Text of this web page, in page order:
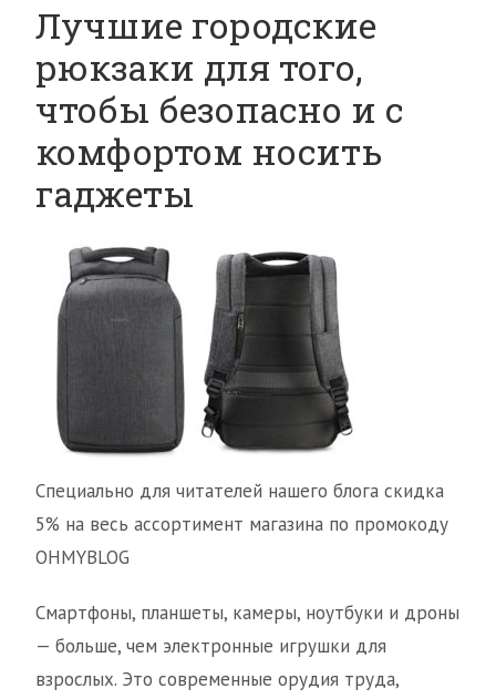
Лучшие городские
рюкзаки для того,
чтобы безопасно и с
комфортом носить
гаджеты
Специально для читателей нашего блога скидка
5% на весь ассортимент магазина по промокоду
OHMYBLOG
Смартфоны, планшеты, камеры, ноутбуки и дроны
— больше, чем электронные игрушки для
взрослых. Это современные орудия труда,